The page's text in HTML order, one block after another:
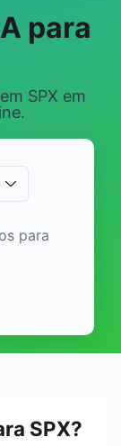
para
SPX em
para
SPX?